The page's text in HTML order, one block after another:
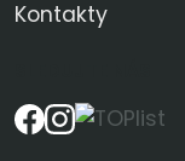
Kontakty